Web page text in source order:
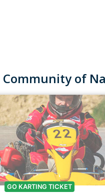
of
GO KARTING TICKET